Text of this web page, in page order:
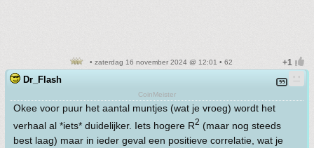
• zaterdag 16 november 2024 @ 12:01 • 62
Dr_Flash
CoinMeister
Okee voor puur het aantal muntjes (wat je vroeg) wordt het
verhaal al *iets* duidelijker. Iets hogere R2 (maar nog steeds
best laag) maar in ieder geval een positieve correlatie, wat je